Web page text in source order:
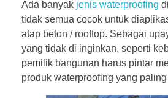
Ada banyak jenis waterproofing
tidak semua cocok untuk
atap beton / rooftop. Sebagai
yang tidak di inginkan, seperti
pemilik bangunan harus pintar
produk waterproofing yang paling